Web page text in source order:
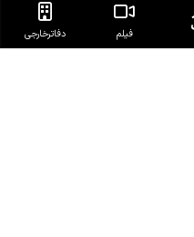
فیلم دفاتر‌خارجی